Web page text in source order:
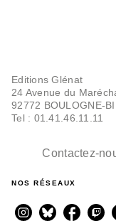
Editions Glénat
24 Avenue du
92772 BOULOGNE-
Tel : 01.41.46.11.11
Contactez-
NOS RÉSEAUX